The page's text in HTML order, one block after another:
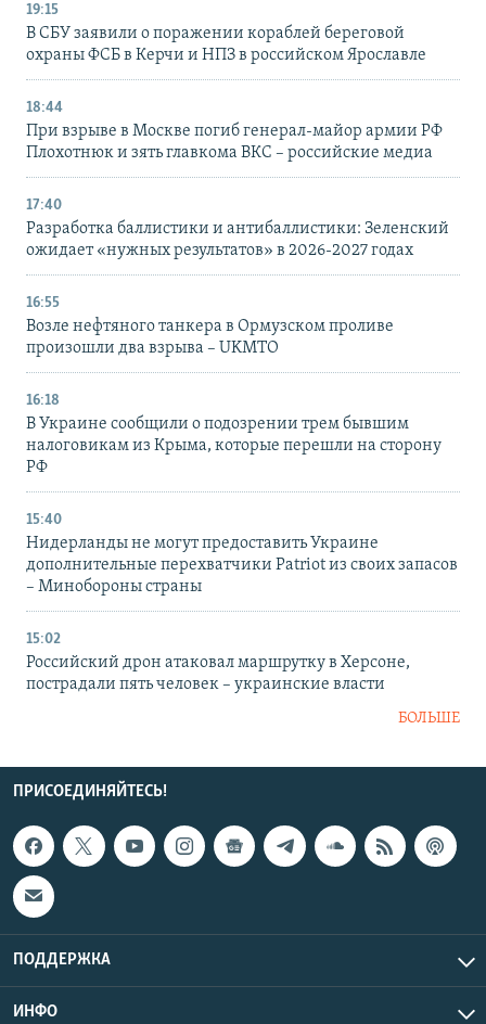
19:15
В СБУ заявили о поражении кораблей береговой
охраны ФСБ в Керчи и НПЗ в российском Ярославле
18:44
При взрыве в Москве погиб генерал-майор армии РФ
Плохотнюк и зять главкома ВКС – российские медиа
17:40
Разработка баллистики и антибаллистики: Зеленский
ожидает «нужных результатов» в 2026-2027 годах
16:55
Возле нефтяного танкера в Ормузском проливе
произошли два взрыва – UKMTO
16:18
В Украине сообщили о подозрении трем бывшим
налоговикам из Крыма, которые перешли на сторону
РФ
15:40
Нидерланды не могут предоставить Украине
дополнительные перехватчики Patriot из своих запасов
– Минобороны страны
15:02
Российский дрон атаковал маршрутку в Херсоне,
пострадали пять человек – украинские власти
БОЛЬШЕ
ПРИСОЕДИНЯЙТЕСЬ!
ПОДДЕРЖКА
ИНФО